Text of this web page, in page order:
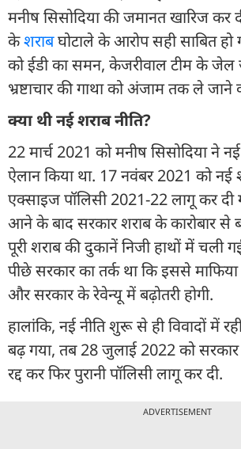
मनीष सिसोदिया की जमानत खारिज कर
केशराबघोटाले के आरोप सही साबित
को ईडी का समन, केजरीवाल टीम के
भ्रष्टाचार की गाथा को अंजाम तक ले
क्या थी नई शराब नीति?
22 मार्च 2021 को मनीष सिसोदिया ने
ऐलान किया था. 17 नवंबर 2021 को नई
एक्साइज पॉलिसी 2021-22 लागू कर दी
आने के बाद सरकार शराब के कारोबार
पूरी शराब की दुकानें निजी हाथों में चली
पीछे सरकार का तर्क था कि इससे
और सरकार के रेवेन्यू में बढ़ोतरी होगी.
हालांकि, नई नीति शुरू से ही विवादों में
बढ़ गया, तब 28 जुलाई 2022 को सरकार
रद्द कर फिर पुरानी पॉलिसी लागू कर दी.
ADVERTISEMENT